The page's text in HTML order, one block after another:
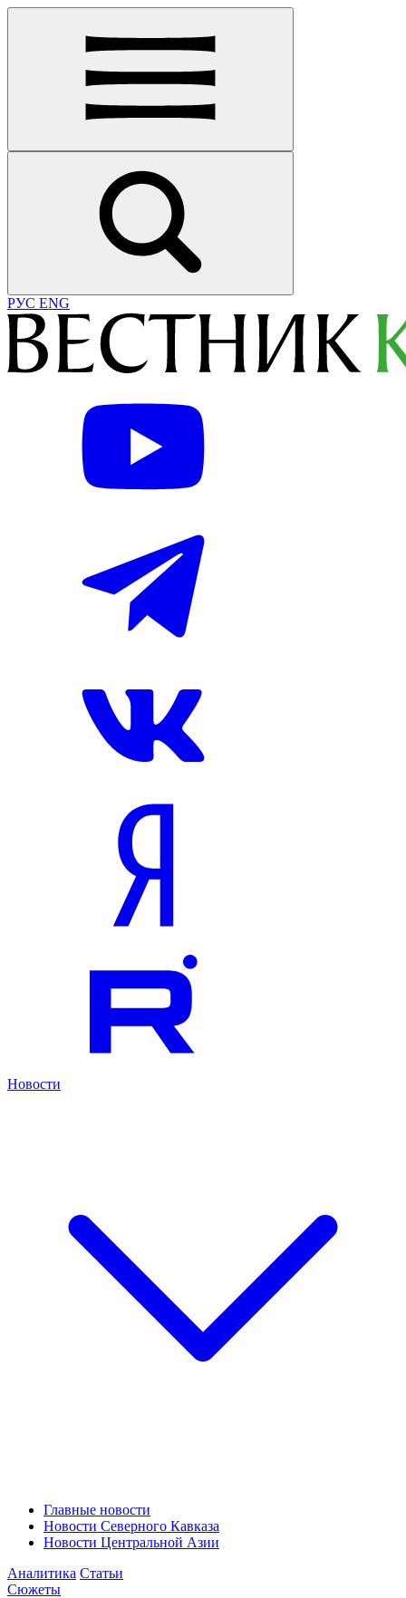
РУС ENG
Новости
Главные новости
Новости Северного Кавказа
Новости Центральной Азии
Аналитика Статьи
Сюжеты